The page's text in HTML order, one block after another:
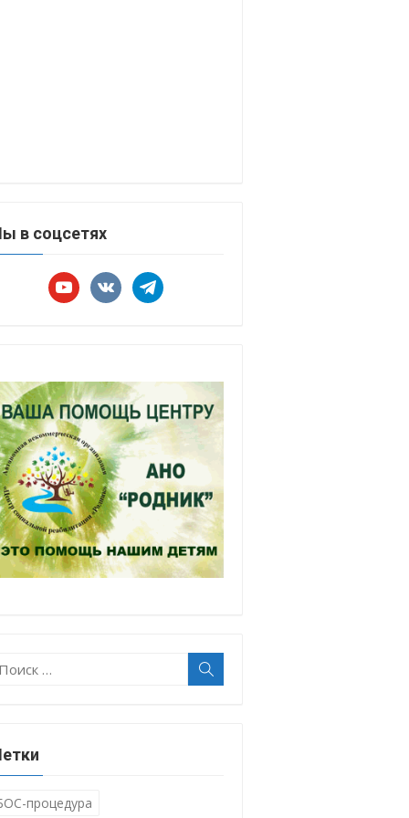
в соцсетях
youtubevkontaktetelegram
процедура